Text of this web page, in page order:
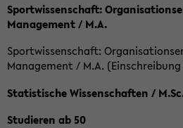
Sportwissenschaft:
Management / M.A.
Sportwissenschaft:
Management / M.A. (Einschreibung
Statistische Wissenschaften /
Studieren ab 50